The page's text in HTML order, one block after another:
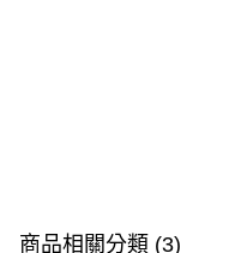
商品相關分類 (3)